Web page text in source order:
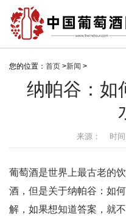
您的位置： 首页 >新闻 >
纳帕谷：如
来源： 时
葡萄酒是世界上最古老的
酒，但是关于纳帕谷：如
解，如果想知道答案，就